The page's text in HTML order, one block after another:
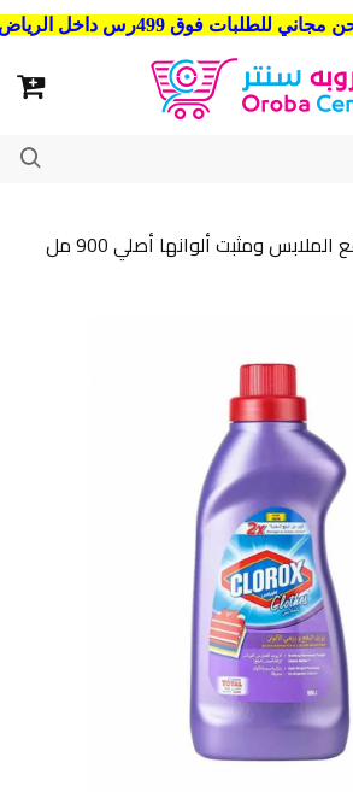
فوق 499رس داخل الرياض . وشحن الي جميع مدن المملكة العربية السعودية
ومثبت ألوانها أصلي 900 مل